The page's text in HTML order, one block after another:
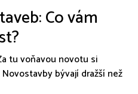
Co vám
tu voňavou novotu si
bývají dražší než